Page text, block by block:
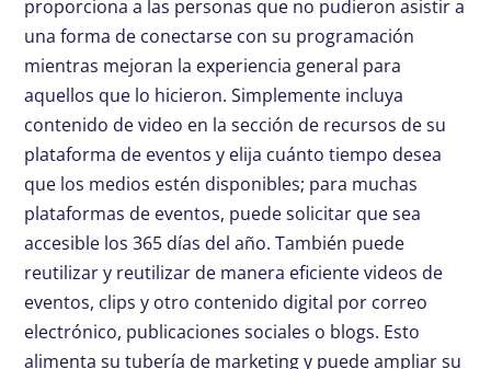
proporciona a las personas que no pudieron asistir a
una forma de conectarse con su programación
mientras mejoran la experiencia general para
aquellos que lo hicieron. Simplemente incluya
contenido de video en la sección de recursos de su
plataforma de eventos y elija cuánto tiempo desea
que los medios estén disponibles; para muchas
plataformas de eventos, puede solicitar que sea
accesible los 365 días del año. También puede
reutilizar y reutilizar de manera eficiente videos de
eventos, clips y otro contenido digital por correo
electrónico, publicaciones sociales o blogs. Esto
alimenta su tubería de marketing y puede ampliar su